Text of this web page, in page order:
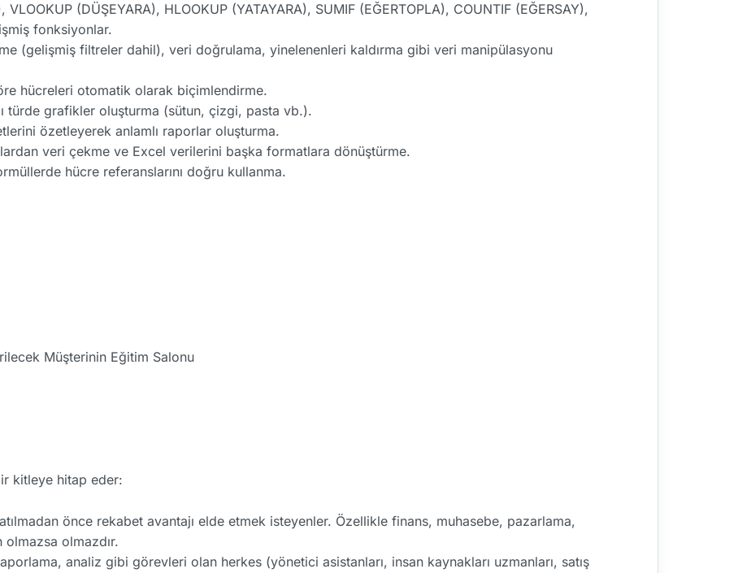
VLOOKUP (DÜŞEYARA), HLOOKUP (YATAYARA), SUMIF (EĞERTOPLA), COUNTIF (EĞERSAY),
fonksiyonlar.
(gelişmiş filtreler dahil), veri doğrulama, yinelenenleri kaldırma gibi veri manipülasyonu
hücreleri otomatik olarak biçimlendirme.
türde grafikler oluşturma (sütun, çizgi, pasta vb.).
özetleyerek anlamlı raporlar oluşturma.
veri çekme ve Excel verilerini başka formatlara dönüştürme.
hücre referanslarını doğru kullanma.
Müşterinin Eğitim Salonu
kitleye hitap eder:
önce rekabet avantajı elde etmek isteyenler. Özellikle finans, muhasebe, pazarlama,
olmazdır.
analiz gibi görevleri olan herkes (yönetici asistanları, insan kaynakları uzmanları, satış